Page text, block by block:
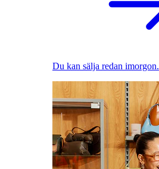
Du kan sälja redan imorgon.